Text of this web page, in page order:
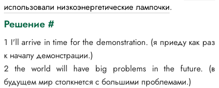
использовали низкоэнергетические лампочки.
Решение #
1 I'll arrive in time for the demonstration. (я приеду как раз
к началу демонстрации.)
2 the world will have big problems in the future. (в
будущем мир столкнется с большими проблемами.)